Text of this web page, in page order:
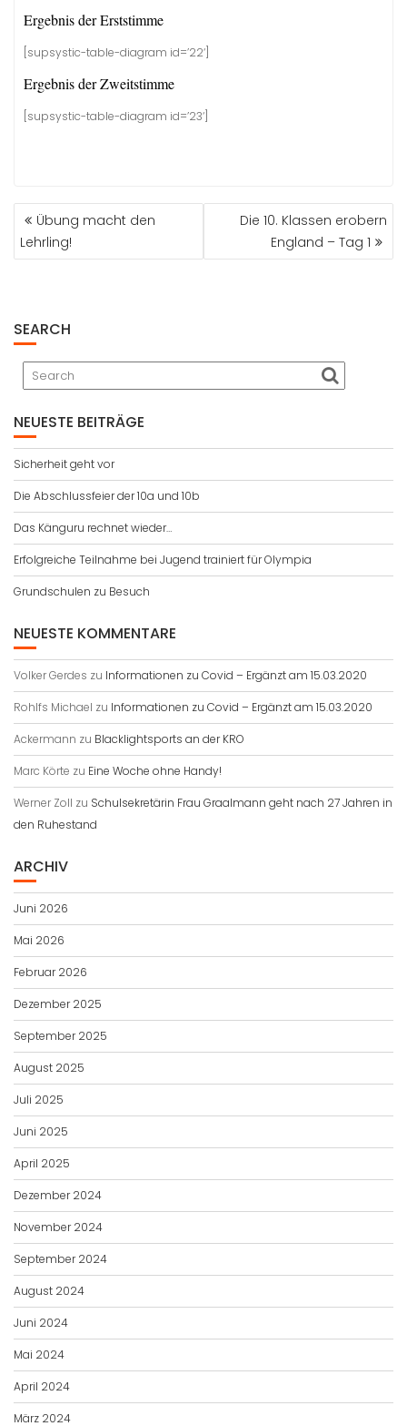
Ergebnis der Erststimme
[supsystic-table-diagram id=’22‘]
Ergebnis der Zweitstimme
[supsystic-table-diagram id=’23‘]
BEITRAGSNAVIGATION
Übung macht den
Lehrling!
Die 10. Klassen erobern
England – Tag 1
SEARCH
NEUESTE BEITRÄGE
Sicherheit geht vor
Die Abschlussfeier der 10a und 10b
Das Känguru rechnet wieder…
Erfolgreiche Teilnahme bei Jugend trainiert für Olympia
Grundschulen zu Besuch
NEUESTE KOMMENTARE
Volker Gerdes zu Informationen zu Covid – Ergänzt am 15.03.2020
Rohlfs Michael zu Informationen zu Covid – Ergänzt am 15.03.2020
Ackermann zu Blacklightsports an der KRO
Marc Körte zu Eine Woche ohne Handy!
Werner Zoll zu Schulsekretärin Frau Graalmann geht nach 27 Jahren in
den Ruhestand
ARCHIV
Juni 2026
Mai 2026
Februar 2026
Dezember 2025
September 2025
August 2025
Juli 2025
Juni 2025
April 2025
Dezember 2024
November 2024
September 2024
August 2024
Juni 2024
Mai 2024
April 2024
März 2024